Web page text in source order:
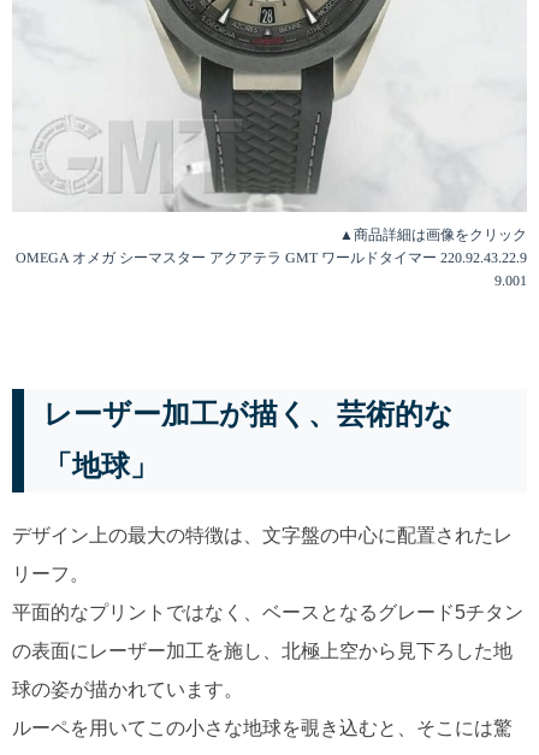
▲商品詳細は画像をクリック
OMEGA オメガ シーマスター アクアテラ GMT ワールドタイマー 220.92.43.22.9
9.001
レーザー加工が描く、芸術的な
「地球」
デザイン上の最大の特徴は、文字盤の中心に配置されたレ
リーフ。
平面的なプリントではなく、ベースとなるグレード5チタン
の表面にレーザー加工を施し、北極上空から見下ろした地
球の姿が描かれています。
ルーペを用いてこの小さな地球を覗き込むと、そこには驚